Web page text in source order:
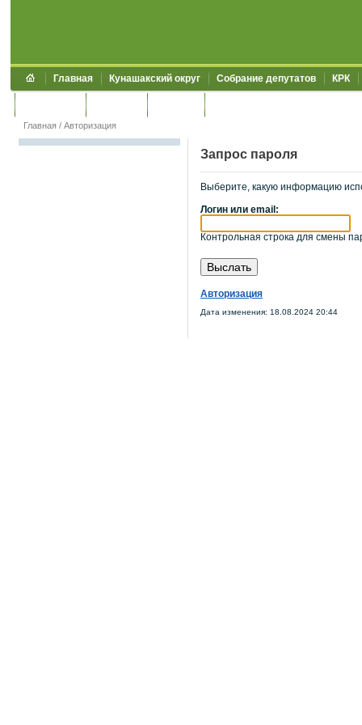
Главная Кунашакский округ Собрание депутатов КРК
Главная / Авторизация
Запрос пароля
Выберите, какую информацию
Логин или email:
Контрольная строка для смены
Авторизация
Дата изменения: 18.08.2024 20:44